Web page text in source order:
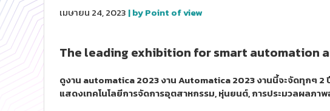
เมษายน 24, 2023 | by Point of view
The leading exhibition for smart automation
ดูงาน automatica 2023 งาน Automatica 2023 งานนี้จะจัดทุกๆ 2
แสดงเทคโนโลยีการจัดการอุตสาหกรรม, หุ่นยนต์, การประมวลผลภา